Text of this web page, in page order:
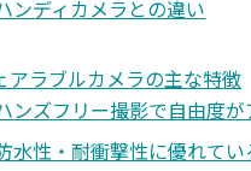
ンディカメラとの違い
アラブルカメラの主な特徴
ンズフリー撮影で自由度
水性・耐衝撃性に優れてい